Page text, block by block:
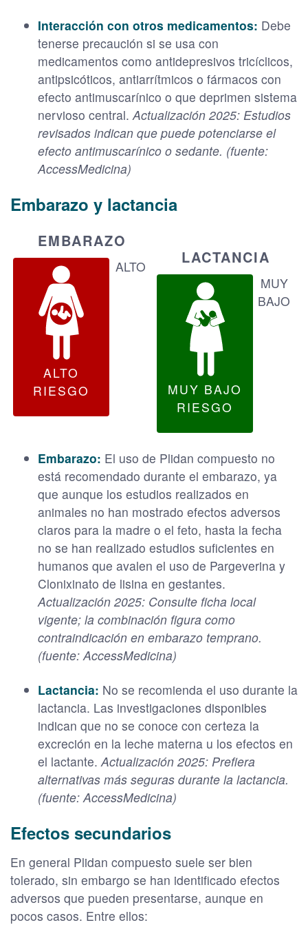
Interacción con otros medicamentos: Debe
tenerse precaución si se usa con
medicamentos como antidepresivos tricíclicos,
antipsicóticos, antiarrítmicos o fármacos con
efecto antimuscarínico o que deprimen sistema
nervioso central. Actualización 2025: Estudios
revisados indican que puede potenciarse el
efecto antimuscarínico o sedante. (fuente:
AccessMedicina)
Embarazo y lactancia
EMBARAZO
ALTO
RIESGO
ALTO LACTANCIA
MUY BAJO
RIESGO
MUY
BAJO
Embarazo: El uso de Plidan compuesto no
está recomendado durante el embarazo, ya
que aunque los estudios realizados en
animales no han mostrado efectos adversos
claros para la madre o el feto, hasta la fecha
no se han realizado estudios suficientes en
humanos que avalen el uso de Pargeverina y
Clonixinato de lisina en gestantes.
Actualización 2025: Consulte ficha local
vigente; la combinación figura como
contraindicación en embarazo temprano.
(fuente: AccessMedicina)
Lactancia: No se recomienda el uso durante la
lactancia. Las investigaciones disponibles
indican que no se conoce con certeza la
excreción en la leche materna u los efectos en
el lactante. Actualización 2025: Prefiera
alternativas más seguras durante la lactancia.
(fuente: AccessMedicina)
Efectos secundarios
En general Plidan compuesto suele ser bien
tolerado, sin embargo se han identificado efectos
adversos que pueden presentarse, aunque en
pocos casos. Entre ellos: